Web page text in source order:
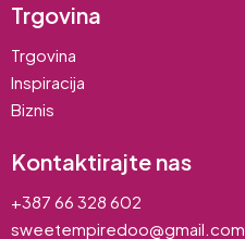
Trgovina
Trgovina
Inspiracija
Biznis
Kontaktirajte nas
+387 66 328 602
sweetempiredoo@gmail.com